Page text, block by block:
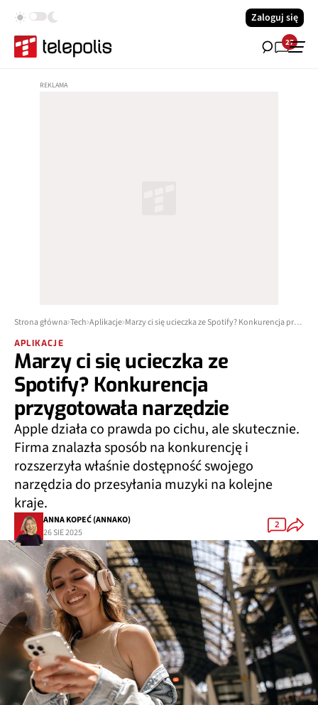
Zaloguj się
27
Strona główna Tech Aplikacje Marzy ci się ucieczka ze Spotify? Konkurencja przygotowała narzędzie
APLIKACJE
Marzy ci się ucieczka ze
Spotify? Konkurencja
przygotowała narzędzie
Apple działa co prawda po cichu, ale skutecznie.
Firma znalazła sposób na konkurencję i
rozszerzyła właśnie dostępność swojego
narzędzia do przesyłania muzyki na kolejne
kraje.
ANNA KOPEĆ (ANNAKO)
26 SIE 2025
2